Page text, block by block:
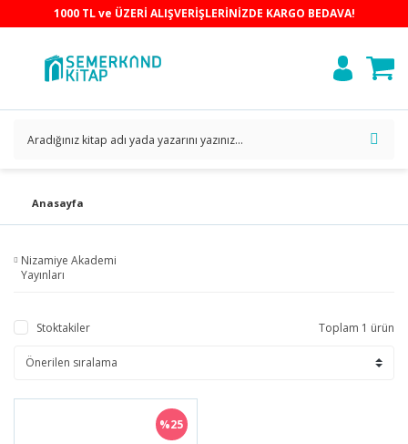
1000 TL ve ÜZERİ ALIŞVERİŞLERİNİZDE KARGO BEDAVA!
Anasayfa
Nizamiye Akademi
Yayınları
Stoktakiler Toplam 1 ürün
%25